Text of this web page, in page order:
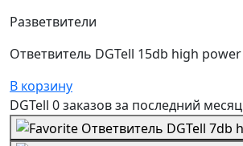
Разветвители
Ответвитель DGTell 15db high power
В корзину
DGTell 0 заказовза последний месяц